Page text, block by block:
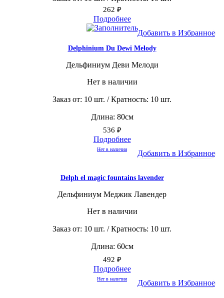
262 ₽
Подробнее
Добавить в Избранное
Delphinium Du Dewi Melody
Дельфиниум Деви Мелоди
Нет в наличии
Заказ от: 10 шт. / Кратность: 10 шт.
Длина: 80см
536 ₽
Подробнее
Нет в наличии Добавить в Избранное
Delph el magic fountains lavender
Дельфиниум Меджик Лавендер
Нет в наличии
Заказ от: 10 шт. / Кратность: 10 шт.
Длина: 60см
492 ₽
Подробнее
Нет в наличии Добавить в Избранное